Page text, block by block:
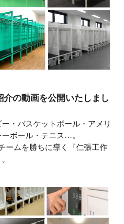
介の動画を公開いたしまし
・バスケットボール・アメリ
ボール・テニス…。
ームを勝ちに導く『仁張工作